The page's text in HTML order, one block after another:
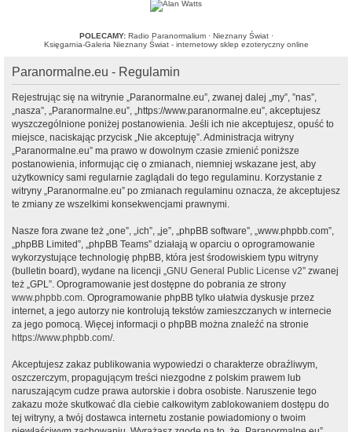
POLECAMY: Radio Paranormalium· Nieznany Świat·
Księgarnia-Galeria Nieznany Świat - internetowy sklep ezoteryczny online
Paranormalne.eu - Regulamin
Rejestrując się na witrynie „Paranormalne.eu”, zwanej dalej „my”, ”nas”,
„nasza”, „Paranormalne.eu”, „https://www.paranormalne.eu”, akceptujesz
wyszczególnione poniżej postanowienia. Jeśli ich nie akceptujesz, opuść to
miejsce, naciskając przycisk „Nie akceptuję”. Administracja witryny
„Paranormalne.eu” ma prawo w dowolnym czasie zmienić poniższe
postanowienia, informując cię o zmianach, niemniej wskazane jest, aby
użytkownicy sami regularnie zaglądali do tego regulaminu. Korzystanie z
witryny „Paranormalne.eu” po zmianach regulaminu oznacza, że akceptujesz
te zmiany ze wszelkimi konsekwencjami prawnymi.
Nasze fora zwane też „one”, „ich”, „je”, „phpBB software”, „www.phpbb.com”,
„phpBB Limited”, „phpBB Teams” działają w oparciu o oprogramowanie
wykorzystujące technologię phpBB, która jest środowiskiem typu witryny
(bulletin board), wydane na licencji „GNU General Public License v2” zwanej
też „GPL”. Oprogramowanie jest dostępne do pobrania ze strony
www.phpbb.com. Oprogramowanie phpBB tylko ułatwia dyskusje przez
internet, a jego autorzy nie kontrolują tekstów zamieszczanych w internecie
za jego pomocą. Więcej informacji o phpBB można znaleźć na stronie
https://www.phpbb.com/.
Akceptujesz zakaz publikowania wypowiedzi o charakterze obraźliwym,
oszczerczym, propagującym treści niezgodne z polskim prawem lub
naruszającym cudze prawa autorskie i dobra osobiste. Naruszenie tego
zakazu może skutkować dla ciebie całkowitym zablokowaniem dostępu do
tej witryny, a twój dostawca internetu zostanie powiadomiony o twoim